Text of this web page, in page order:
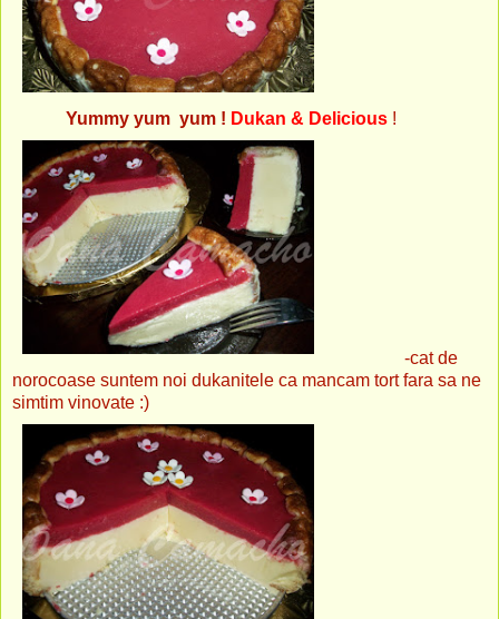
Yummy yum yum ! Dukan & Delicious !
-cat de
norocoase suntem noi dukanitele ca mancam tort fara sa ne
simtim vinovate :)